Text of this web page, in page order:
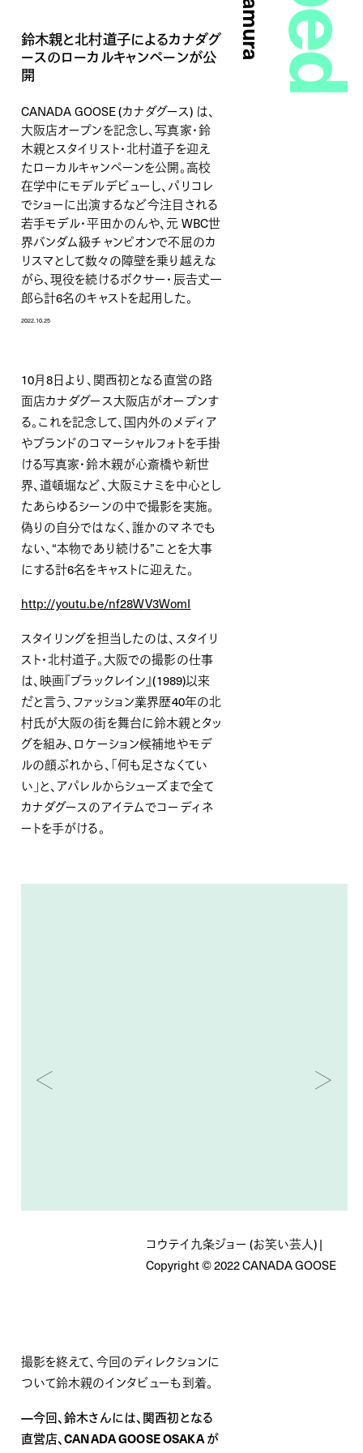
鈴木親と北村道子によるカナダグ
ースのローカルキャンペーンが公
開
CANADA GOOSE (カナダグース) は、
大阪店オープンを記念し、写真家・鈴
木親とスタイリスト・北村道子を迎え
たローカルキャンペーンを公開。高校
在学中にモデルデビューし、パリコレ
でショーに出演するなど今注目される
若手モデル・平田かのんや、元 WBC世
界バンダム級チャンピオンで不屈のカ
リスマとして数々の障壁を乗り越えな
がら、現役を続けるボクサー・辰𠮷𠀋一
郎ら計6名のキャストを起用した。
2022.10.25
10月8日より、関西初となる直営の路
面店カナダグース大阪店がオープンす
る。これを記念して、国内外のメディア
やブランドのコマーシャルフォトを手掛
ける写真家・鈴木親が心斎橋や新世
界、道頓堀など、大阪ミナミを中心とし
たあらゆるシーンの中で撮影を実施。
偽りの自分ではなく、誰かのマネでも
ない、“本物であり続ける”ことを大事
にする計6名をキャストに迎えた。
http://youtu.be/nf28WV3WomI
スタイリングを担当したのは、スタイリ
スト・北村道子。大阪での撮影の仕事
は、映画『ブラックレイン』(1989)以来
だと言う、ファッション業界歴40年の北
村氏が大阪の街を舞台に鈴木親とタッ
グを組み、ロケーション候補地やモデ
ルの顔ぶれから、「何も足さなくてい
い」と、アパレルからシューズまで全て
カナダグースのアイテムでコーディネ
ートを手がける。
コウテイ九条ジョー (お笑い芸人) |
Copyright © 2022 CANADA GOOSE
撮影を終えて、今回のディレクションに
ついて鈴木親のインタビューも到着。
—今回、鈴木さんには、関西初となる
直営店、CANADA GOOSE OSAKAが